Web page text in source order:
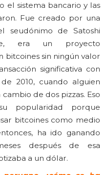
el sistema bancario y las
Fue creado por una
seudónimo de Satoshi
era un proyecto
bitcoines sin ningún valor
significativa con
2010, cuando alguien
de dos pizzas. Eso
popularidad porque
bitcoines como medio
ha ido ganando
después de esa
a un dólar.